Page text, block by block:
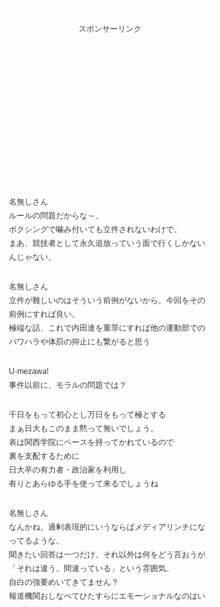
スポンサーリンク
名無しさん
ルールの問題だからな～。
ボクシングで噛み付いても立件されないわけで。
まあ、競技者として永久追放っていう面で行くしかない
んじゃない。
名無しさん
立件が難しいのはそういう前例がないから。今回をその
前例にすれば良い。
極端な話、これで内田達を重罪にすれば他の運動部での
パワハラや体罰の抑止にも繋がると思う
U-mezawa!
事件以前に、モラルの問題では？
千日をもって初心とし万日をもって極とする
まぁ日大もこのまま黙って無いでしょう。
表は関西学院にペースを持ってかれているので
裏を支配するために
日大卒の有力者・政治家を利用し
有りとあらゆる手を使って来るでしょうね
名無しさん
なんかね。過剰表現的にいうならばメディアリンチにな
ってるような。
聞きたい回答は一つだけ。それ以外は何をどう言おうが
「それは違う。間違っている」という雰囲気。
自白の強要めいてきてません？
報道機関おしなべてひたすらにエモーショナルなのはい